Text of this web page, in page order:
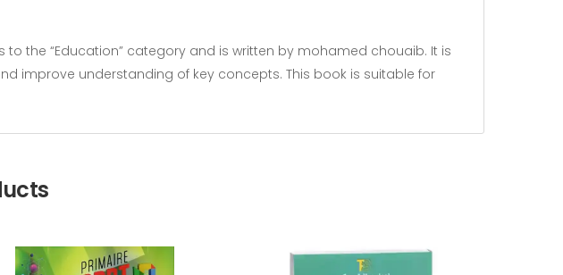
improve understanding of key concepts. This book is suitable for